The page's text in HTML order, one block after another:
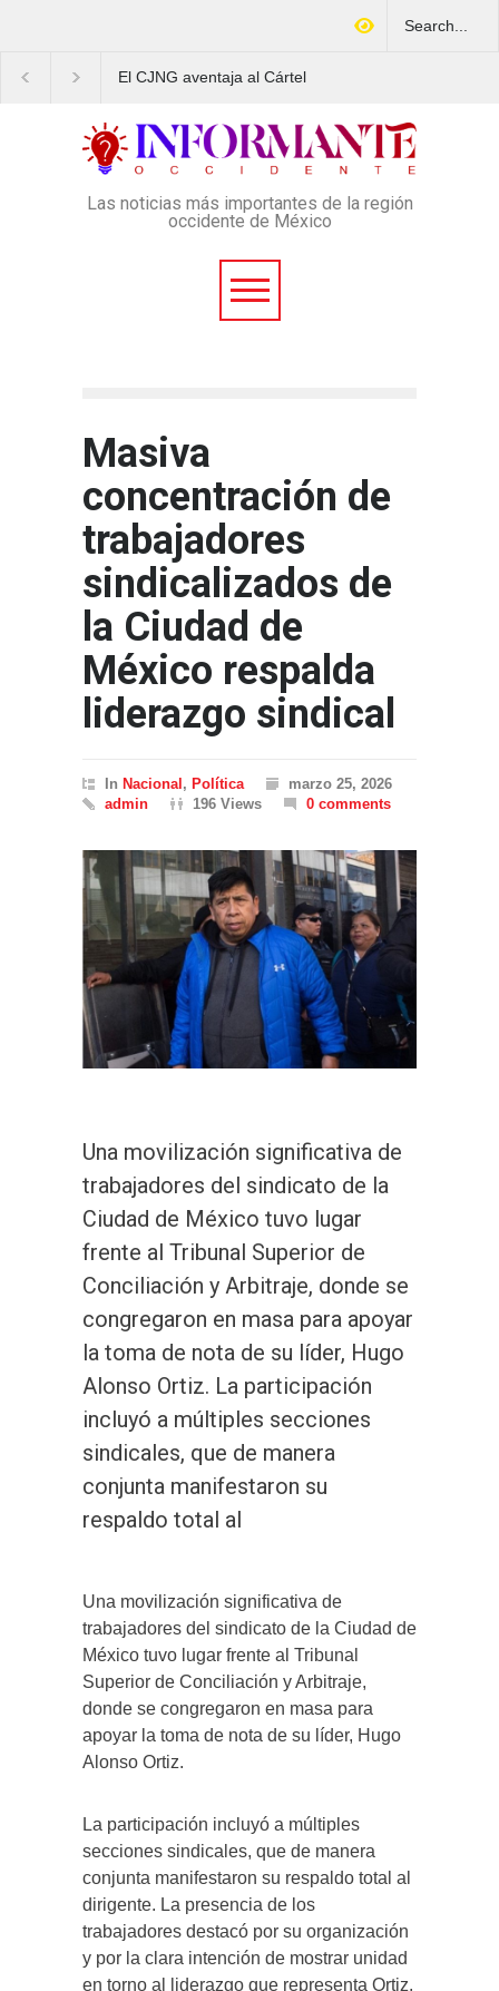
El CJNG aventaja al Cártel
Montenegro
esquema Ponzi con
4 mil afectados
Las noticias más importantes de la región
occidente de México
Masiva
concentración de
trabajadores
sindicalizados de
la Ciudad de
México respalda
liderazgo sindical
In Nacional , Política
marzo 25, 2026
admin
196 Views 0 comments
Una movilización significativa de
trabajadores del sindicato de la
Ciudad de México tuvo lugar
frente al Tribunal Superior de
Conciliación y Arbitraje, donde se
congregaron en masa para apoyar
la toma de nota de su líder, Hugo
Alonso Ortiz. La participación
incluyó a múltiples secciones
sindicales, que de manera
conjunta manifestaron su
respaldo total al
Una movilización significativa de
trabajadores del sindicato de la Ciudad de
México tuvo lugar frente al Tribunal
Superior de Conciliación y Arbitraje,
donde se congregaron en masa para
apoyar la toma de nota de su líder, Hugo
Alonso Ortiz.
La participación incluyó a múltiples
secciones sindicales, que de manera
conjunta manifestaron su respaldo total al
dirigente. La presencia de los
trabajadores destacó por su organización
y por la clara intención de mostrar unidad
en torno al liderazgo que representa Ortiz.